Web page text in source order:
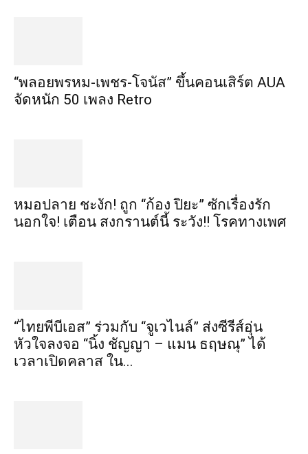
“พลอยพรหม-เพชร-โจนัส” ขึ้นคอนเสิร์ต AUA
จัดหนัก 50 เพลง Retro
หมอปลาย ชะงัก! ถูก “ก้อง ปิยะ” ซักเรื่องรัก
นอกใจ! เตือน สงกรานต์นี้ ระวัง!! โรคทางเพศ
“ไทยพีบีเอส” ร่วมกับ “จูเวไนล์” ส่งซีรีส์อุ่น
หัวใจลงจอ “นิ้ง ชัญญา – แมน ธฤษณุ” ได้
เวลาเปิดคลาส ใน...